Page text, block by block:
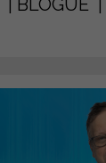
BLOGUE